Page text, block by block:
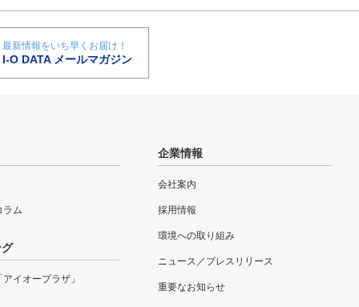
最新情報をいち早くお届け！
I-O DATA メールマガジン
ラム
イオープラザ」
企業情報
会社案内
採用情報
環境への取り組み
ニュース／プレスリリース
重要なお知らせ